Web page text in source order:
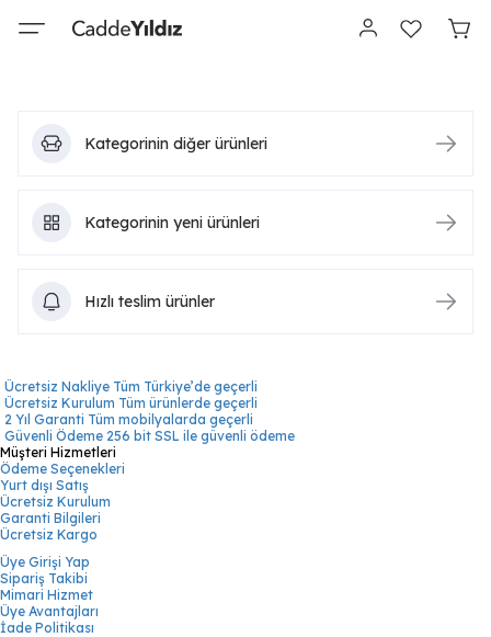
Kategorinin diğer ürünleri
Kategorinin yeni ürünleri
Hızlı teslim ürünler
Ücretsiz Nakliye Tüm Türkiye’de geçerli
Ücretsiz Kurulum Tüm ürünlerde geçerli
2 Yıl Garanti Tüm mobilyalarda geçerli
Güvenli Ödeme 256 bit SSL ile güvenli ödeme
Müşteri Hizmetleri
Ödeme Seçenekleri
Yurt dışı Satış
Ücretsiz Kurulum
Garanti Bilgileri
Ücretsiz Kargo
Üye Girişi Yap
Sipariş Takibi
Mimari Hizmet
Üye Avantajları
İade Politikası